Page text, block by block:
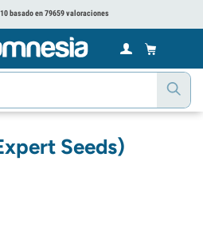
basado en 79659 valoraciones
Seeds)